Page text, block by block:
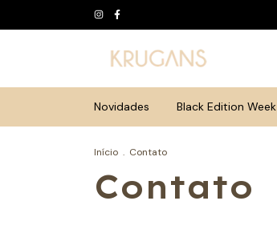
Novidades Black Edition Week
Início . Contato
Contato